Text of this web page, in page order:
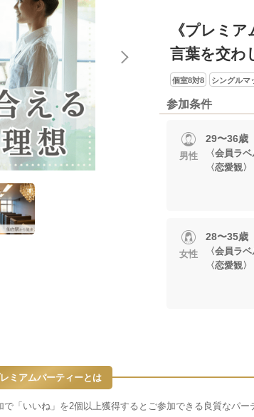
《プレミ
言葉を交わ
個室8対8 シングルマ
参加条件
男性
29〜36歳
〈会員ラ
〈恋愛
女性
28〜35歳
〈会員ラ
〈恋愛
ミアムパーティーとは
で「いいね」を2個以上獲得するとご参加できる良質なパー